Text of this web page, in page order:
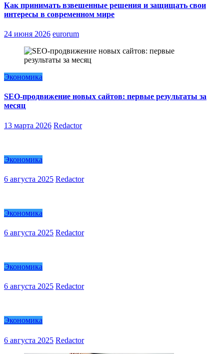
Как принимать взвешенные решения и защищать свои
интересы в современном мире
24 июня 2026 eurorum
Экономика
SEO-продвижение новых сайтов: первые результаты за
месяц
13 марта 2026 Redactor
Экономика
6 августа 2025 Redactor
Экономика
6 августа 2025 Redactor
Экономика
6 августа 2025 Redactor
Экономика
6 августа 2025 Redactor